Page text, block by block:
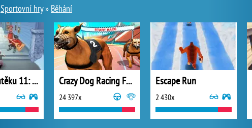
Sportovní hry» Běhání
Babka na útěku 11: Rusko Crazy Dog Racing Fever
24 397x
Escape Run
2 430x